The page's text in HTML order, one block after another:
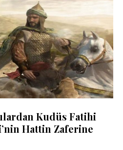
Kudüs Fatihi
Hattin Zaferine